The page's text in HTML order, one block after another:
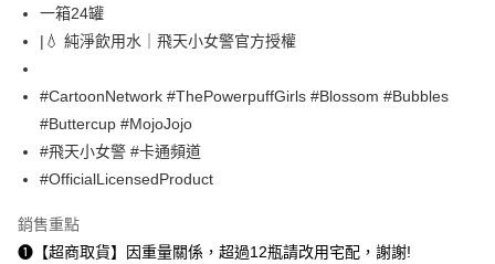
結帳頁面，進行簡訊認證並確認金額後，即可完成結帳。
２．訂單成立數日內，您將收到繳費通知簡訊。
ATM／網路銀行／等多元方式進行付款，方視為交易完成。
※ 請注意：結帳手續完成當下不需立刻繳費，但若您需要取消訂單，請聯絡
購買商品的店家。未經商家同意取消之訂單仍視為有效，需透過AFTEE先享
後付繳納相關費用。
※ 交易是否成功請以「AFTEE先享後付 」之結帳頁面顯示為準，若有關於
是否繳費成功／繳費後需取消欲退款等相關疑問，請聯繫「AFTEE先享後付
【注意事項】
１．透過由恩沛科技股份有限公司提供之「AFTEE先享後付」服務完成之交
付款後7-11取貨
每筆NT$60，滿NT$299(含以上)免運費
每筆NT$110，滿NT$1,500(含以上)免運費
中和自取(取貨後退110元運費)
每筆NT$110
一箱24罐
|💧 純淨飲用水｜飛天小女警官方授權
#CartoonNetwork #ThePowerpuffGirls #Blossom #Bubbles
#Buttercup #MojoJojo
#飛天小女警 #卡通頻道
#OfficialLicensedProduct
銷售重點
➊【超商取貨】因重量關係，超過12瓶請改用宅配，謝謝!